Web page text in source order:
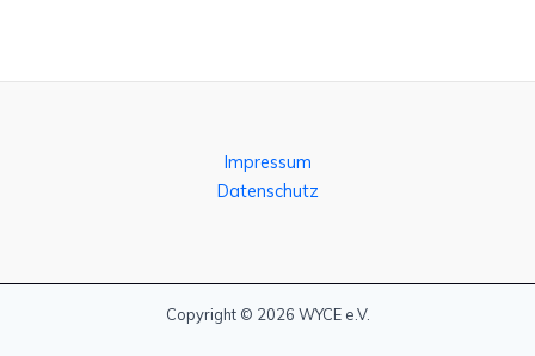
Impressum
Datenschutz
Copyright © 2026 WYCE e.V.